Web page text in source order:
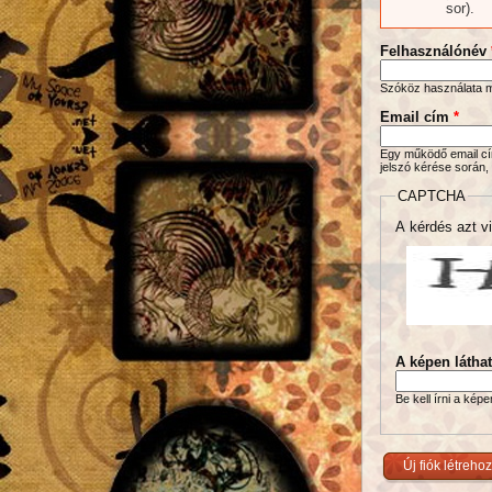
sor).
Felhasználónév
Szóköz használata
Email cím *
Egy működő email
jelszó kérése során,
CAPTCHA
A kérdés azt
A képen
Be kell írni a